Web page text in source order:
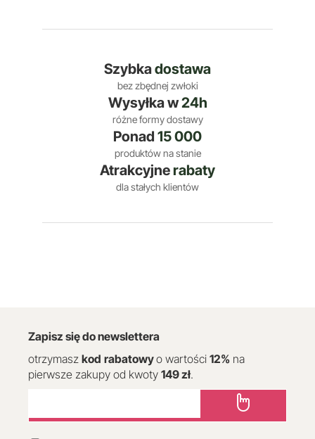
Szybkadostawa
bez zbędnej zwłoki
Wysyłka w24h
różne formy dostawy
Ponad 15 000
produktów na stanie
Atrakcyjnerabaty
dla stałych klientów
Zapisz się do newslettera
otrzymasz kod rabatowyo wartości 12% na
pierwsze zakupy od kwoty 149 zł.